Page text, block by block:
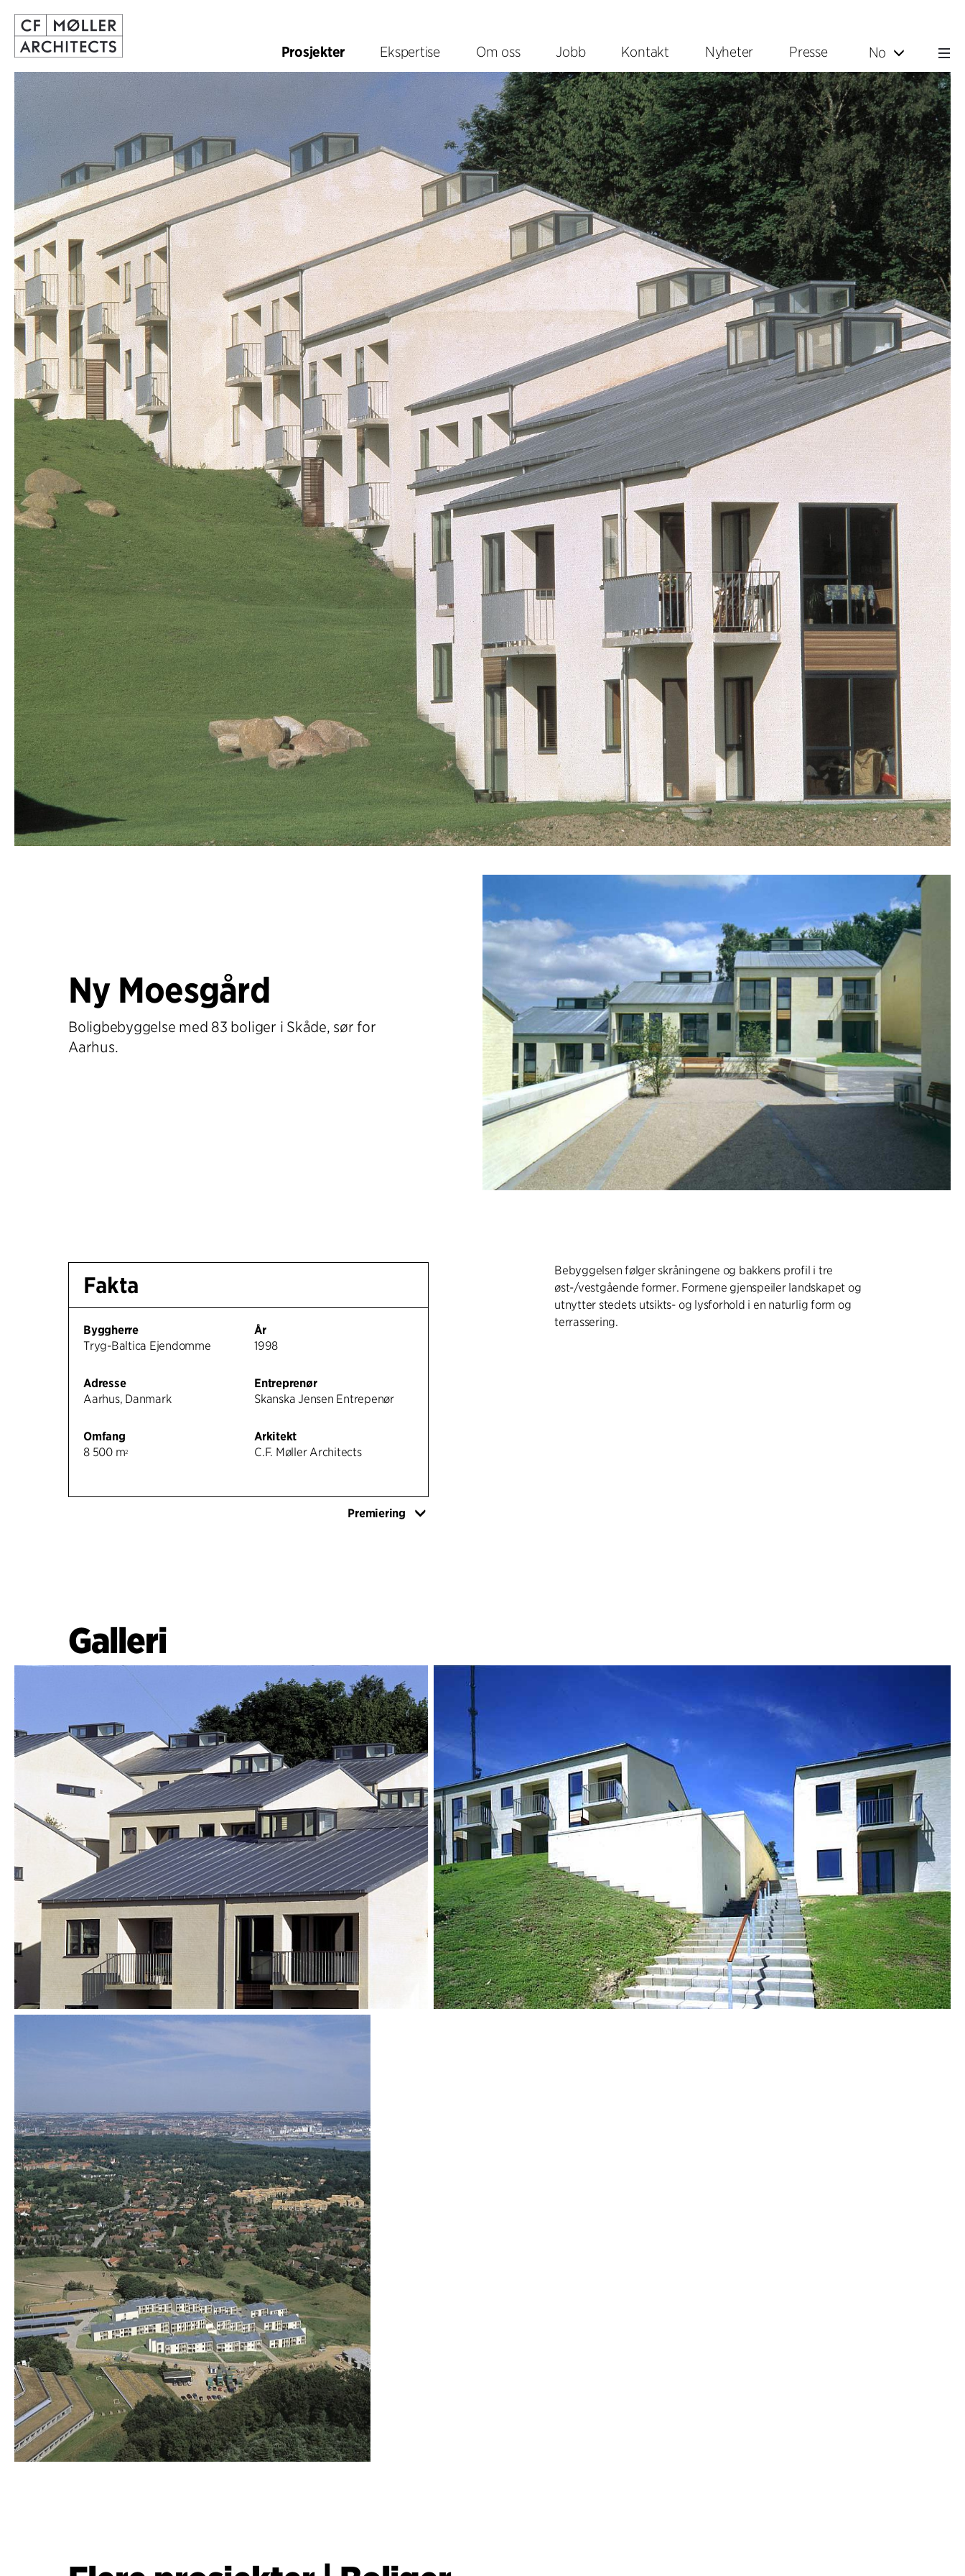
Prosjekter Ekspertise Om oss Jobb Kontakt Nyheter Presse No
Ny Moesgård
Boligbebyggelse med 83 boliger i Skåde, sør for
Aarhus.
Fakta
Byggherre
Tryg-Baltica Ejendomme
Adresse
Aarhus, Danmark
Omfang
8 500 m2
År
1998
Entreprenør
Skanska Jensen Entrepenør
Arkitekt
C.F. Møller Architects
Premiering
Bebyggelsen følger skråningene og bakkens profil i tre
øst-/vestgående former. Formene gjenspeiler landskapet og
utnytter stedets utsikts- og lysforhold i en naturlig form og
terrassering.
Galleri